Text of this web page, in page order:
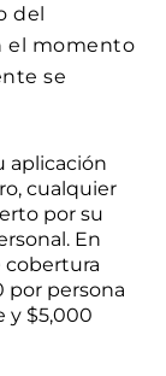
del
el momento
se
aplicación
cualquier
por su
En
cobertura
por persona
y $5,000